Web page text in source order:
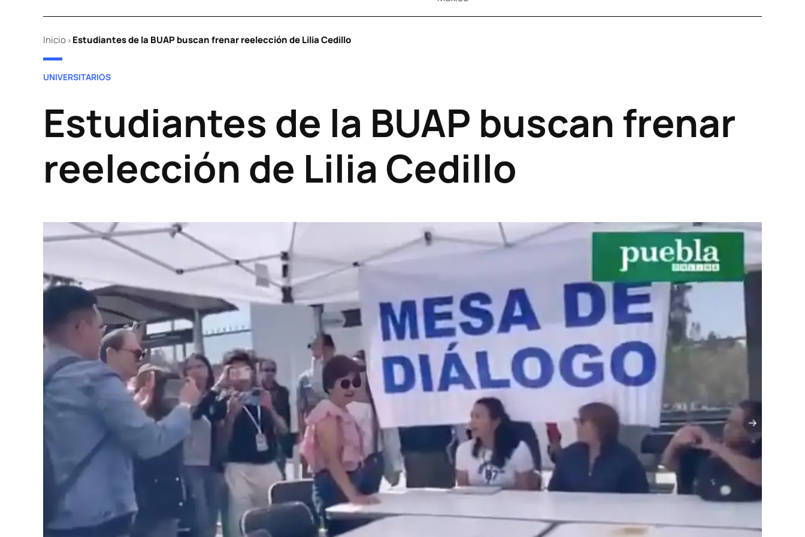
Inicio > Estudiantes de la BUAP buscan frenar reelección de Lilia Cedillo
POSTED
UNIVERSITARIOS
Estudiantes de la BUAP buscan frenar
reelección de Lilia Cedillo